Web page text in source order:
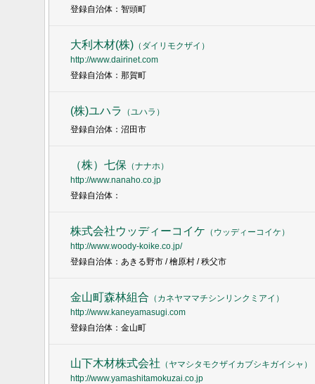
登録自治体：智頭町
大利木材(株)（ ダイリモクザイ ）
http://www.dairinet.com
登録自治体：那賀町
(株)ユハラ （ユハラ ）
登録自治体：沼田市
（株）七保（ナナホ）
http://www.nanaho.co.jp
登録自治体：
株式会社ウッディーコイケ （ ウッディーコイケ ）
http://www.woody-koike.co.jp/
登録自治体：あきる野市 / 檜原村 / 秩父市
金山町森林組合 （ カネヤママチシンリンクミアイ ）
http://www.kaneyamasugi.com
登録自治体：金山町
山下木材株式会社 （ ヤマシタモクザイカブシキガイシャ ）
http://www.yamashitamokuzai.co.jp